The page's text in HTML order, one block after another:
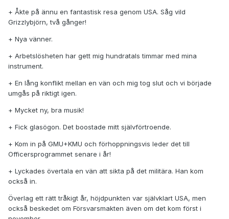
+ Åkte på ännu en fantastisk resa genom USA. Såg vild
Grizzlybjörn, två gånger!
+ Nya vänner.
+ Arbetslösheten har gett mig hundratals timmar med mina
instrument.
+ En lång konflikt mellan en vän och mig tog slut och vi började
umgås på riktigt igen.
+ Mycket ny, bra musik!
+ Fick glasögon. Det boostade mitt självförtroende.
+ Kom in på GMU+KMU och förhoppningsvis leder det till
Officersprogrammet senare i år!
+ Lyckades övertala en vän att sikta på det militära. Han kom
också in.
Överlag ett rätt tråkigt år, höjdpunkten var självklart USA, men
också beskedet om Försvarsmakten även om det kom först i